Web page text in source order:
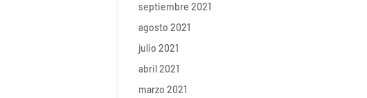
septiembre 2021
agosto 2021
julio 2021
abril 2021
marzo 2021